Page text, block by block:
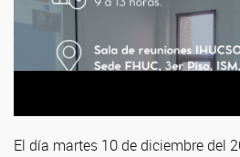
El día martes 10 de diciembre del